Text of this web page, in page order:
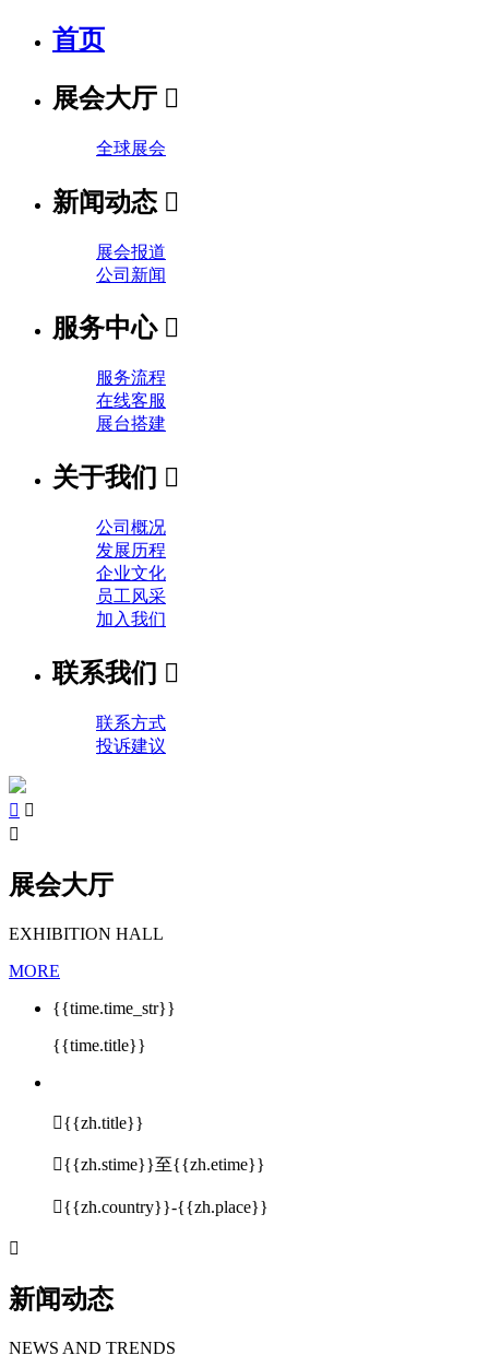
首页
展会大厅 
全球展会
新闻动态 
展会报道
公司新闻
服务中心 
服务流程
在线客服
展台搭建
关于我们 
公司概况
发展历程
企业文化
员工风采
加入我们
联系我们 
联系方式
投诉建议
 

展会大厅
EXHIBITION HALL
MORE
{{time.time_str}}
{{time.title}}
{{zh.title}}
{{zh.stime}}至{{zh.etime}}
{{zh.country}}-{{zh.place}}

新闻动态
NEWS AND TRENDS